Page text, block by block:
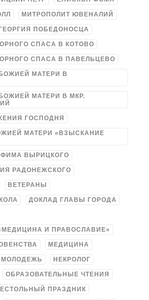
МИТРОПОЛИТ ЮВЕНАЛИЙ
ПОБЕДОНОСЦА
СПАСА В КОТОВО
СПАСА В ПАВЕЛЬЦЕВО
МАТЕРИ В
МАТЕРИ В МКР.
ГОСПОДНЯ
МАТЕРИ «ВЗЫСКАНИЕ
ВЫРИЦКОГО
РАДОНЕЖСКОГО
ВЕТЕРАНЫ
ДОКЛАД ГЛАВЫ ГОРОДА
И ПРАВОСЛАВИЕ»
МЕДИЦИНА
МОЛОДЕЖЬ НЕКРОЛОГ
ОБРАЗОВАТЕЛЬНЫЕ ЧТЕНИЯ
ПРАЗДНИК